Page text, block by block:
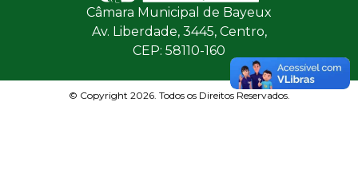
Câmara Municipal de Bayeux
Av. Liberdade, 3445, Centro,
CEP: 58110-160
© Copyright 2026. Todos os Direitos Reservados.